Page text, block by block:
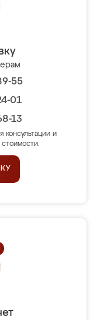
55
01
13
консультации и